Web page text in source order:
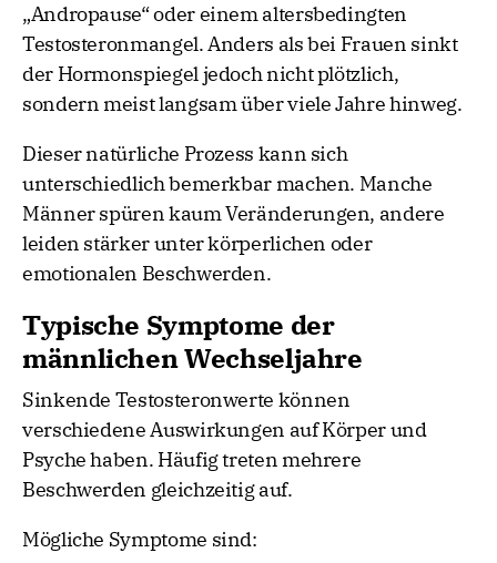
„Andropause“ oder einem altersbedingten
Testosteronmangel. Anders als bei Frauen sinkt
der Hormonspiegel jedoch nicht plötzlich,
sondern meist langsam über viele Jahre hinweg.
Dieser natürliche Prozess kann sich
unterschiedlich bemerkbar machen. Manche
Männer spüren kaum Veränderungen, andere
leiden stärker unter körperlichen oder
emotionalen Beschwerden.
Typische Symptome der
männlichen Wechseljahre
Sinkende Testosteronwerte können
verschiedene Auswirkungen auf Körper und
Psyche haben. Häufig treten mehrere
Beschwerden gleichzeitig auf.
Mögliche Symptome sind: